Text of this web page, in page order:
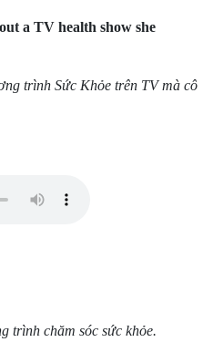
a TV health show she
trình Sức Khỏe trên TV mà cô
trình chăm sóc sức khỏe.